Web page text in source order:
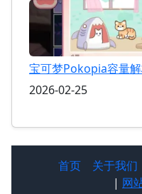
宝可梦Pokopia容量
2026-02-25
首页 关于我们
| 网